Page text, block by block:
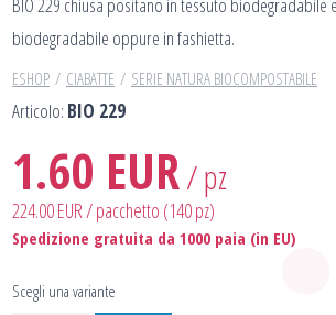
biodegradabile oppure in fashietta.
ESHOP CIABATTE SERIE NATURA BIOCOMPOSTABILE
Articolo: BIO 229
1.60 EUR/ pz
224.00 EUR / pacchetto (140 pz)
Spedizione gratuita da 1000 paia (in EU)
Scegli una variante